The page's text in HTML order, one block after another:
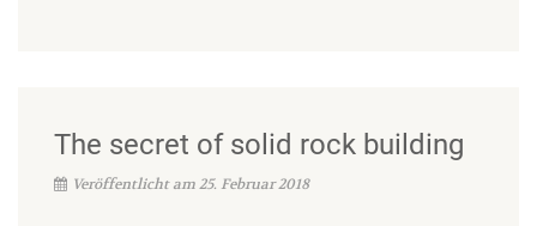
The secret of solid rock building
Veröffentlicht am 25. Februar 2018